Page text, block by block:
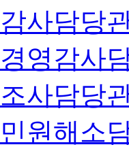
감사담당
경영감사
조사담당
민원해소